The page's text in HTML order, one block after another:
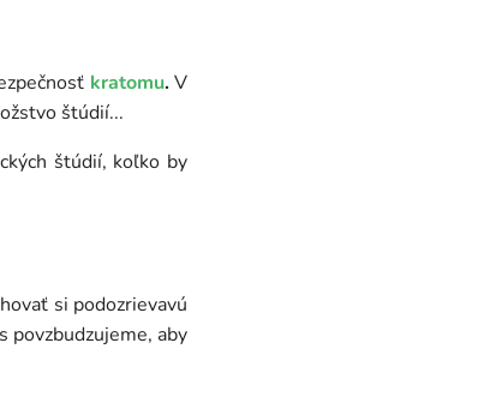
kratomu. V
štúdií...
štúdií, koľko by
si podozrievavú
povzbudzujeme, aby